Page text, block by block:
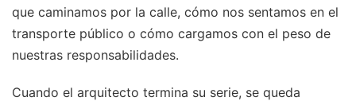
que caminamos por la calle, cómo nos sentamos en el
transporte público o cómo cargamos con el peso de
nuestras responsabilidades.
Cuando el arquitecto termina su serie, se queda